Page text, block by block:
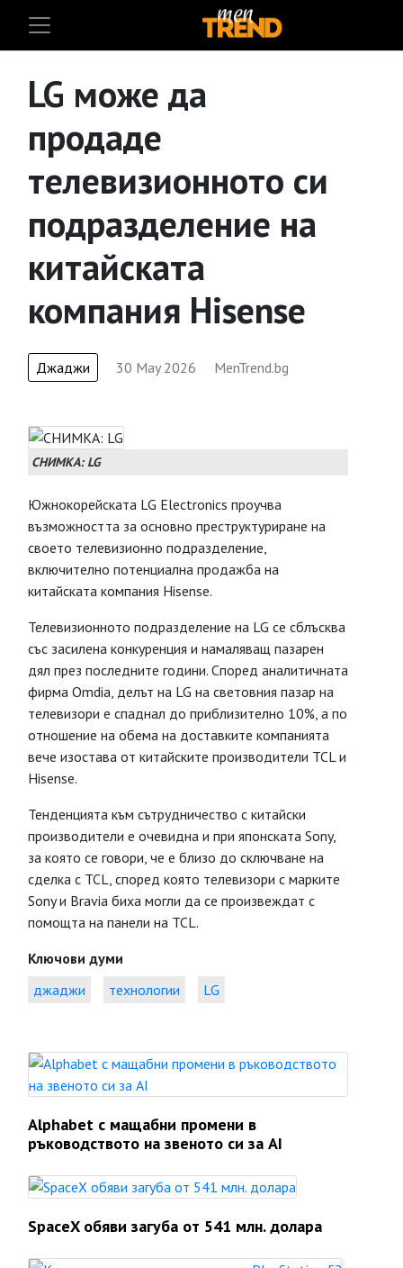
LG може да
продаде
телевизионното си
подразделение на
китайската
компания Hisense
Джаджи 30 May 2026 MenTrend.bg
СНИМКА: LG
Южнокорейската LG Electronics проучва
възможността за основно преструктуриране на
своето телевизионно подразделение,
включително потенциална продажба на
китайската компания Hisense.
Телевизионното подразделение на LG се сблъсква
със засилена конкуренция и намаляващ пазарен
дял през последните години. Според аналитичната
фирма Omdia, делът на LG на световния пазар на
телевизори е спаднал до приблизително 10%, а по
отношение на обема на доставките компанията
вече изостава от китайските производители TCL и
Hisense.
Тенденцията към сътрудничество с китайски
производители е очевидна и при японската Sony,
за която се говори, че е близо до сключване на
сделка с TCL, според която телевизори с марките
Sony и Bravia биха могли да се произвеждат с
помощта на панели на TCL.
Ключови думи
джаджи
технологии LG
Alphabet с мащабни промени в
ръководството на звеното си за AI
SpaceX обяви загуба от 541 млн. долара